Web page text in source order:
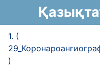
1. (
)